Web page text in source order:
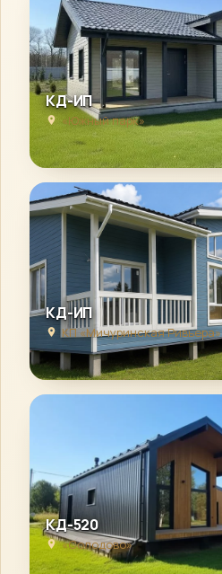
КД-ИП
«Южный парк»
КД-ИП
КП «Мичуринская Ривьера»
КД-520
«Солодово»